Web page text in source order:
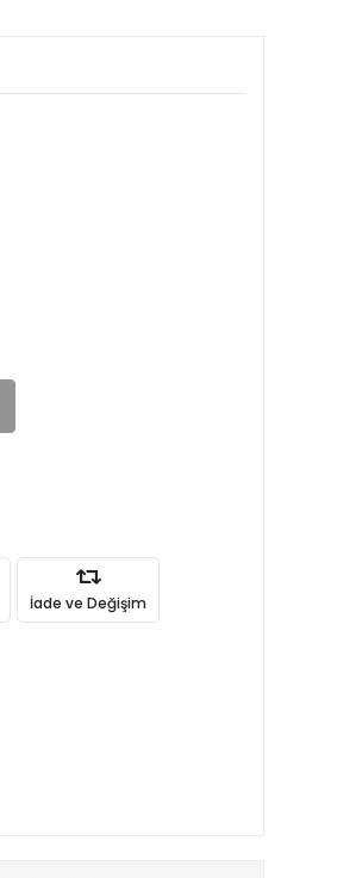
İade ve Değişim